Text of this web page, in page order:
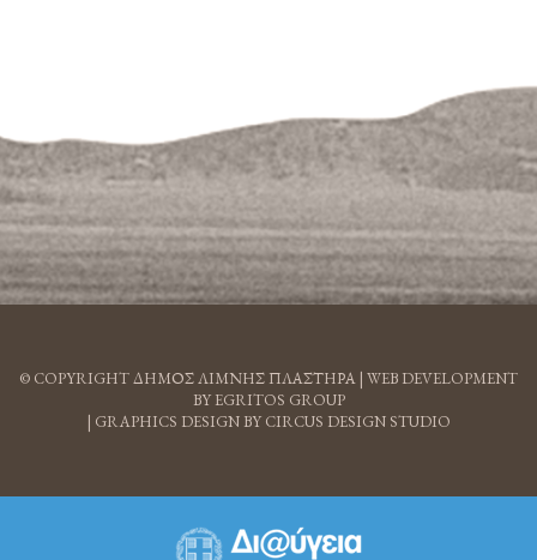
© COPYRIGHT ΔΗΜΟΣ ΛΙΜΝΗΣ ΠΛΑΣΤΗΡΑ | WEB DEVELOPMENT
BY EGRITOS GROUP
| GRAPHICS DESIGN BY CIRCUS DESIGN STUDIO